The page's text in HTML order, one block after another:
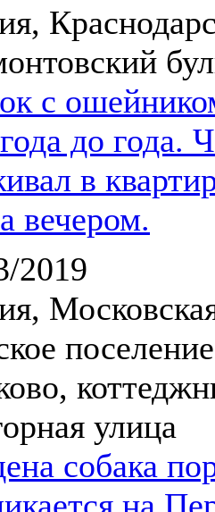
с
до года.
в
вечером.
2019
улица
собака